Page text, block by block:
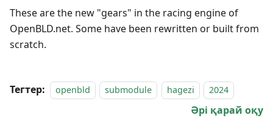
These are the new "gears" in the racing engine of
OpenBLD.net. Some have been rewritten or built from
scratch.
Тегтер: openbld submodule hagezi 2024
Әрі қарай оқу